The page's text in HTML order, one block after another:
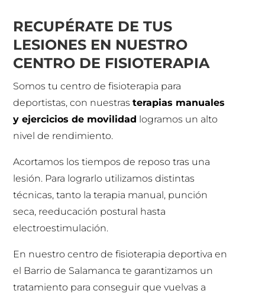
RECUPÉRATE DE TUS
LESIONES EN NUESTRO
CENTRO DE FISIOTERAPIA
Somos tu centro de fisioterapia para
deportistas, con nuestrasterapias manuales
y ejercicios de movilidad logramos un alto
nivel de rendimiento.
Acortamos los tiempos de reposo tras una
lesión. Para lograrlo utilizamos distintas
técnicas, tanto la terapia manual, punción
seca, reeducación postural hasta
electroestimulación.
En nuestro centro de fisioterapia deportiva en
el Barrio de Salamanca te garantizamos un
tratamiento para conseguir que vuelvas a